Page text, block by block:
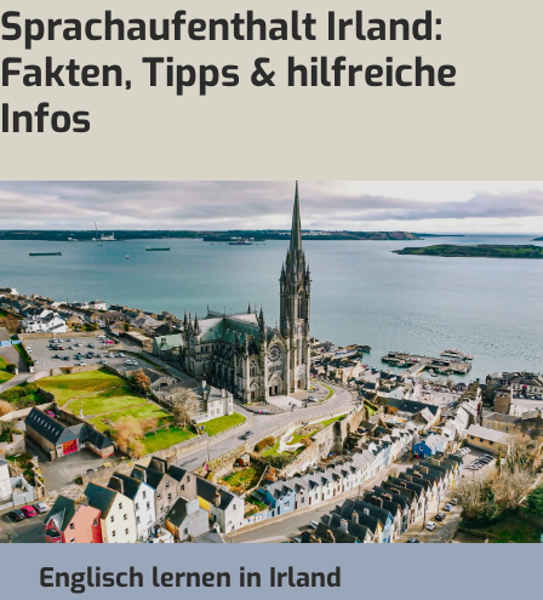
Sprachaufenthalt Irland:
Fakten, Tipps & hilfreiche
Infos
Englisch lernen in Irland